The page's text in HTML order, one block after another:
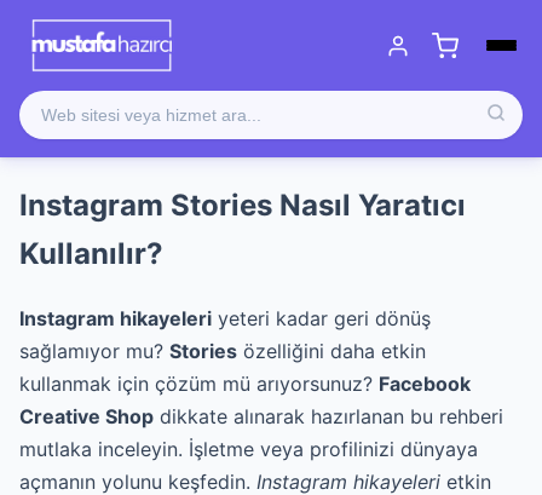
Instagram Stories Nasıl Yaratıcı
Kullanılır?
Instagram hikayeleri yeteri kadar geri dönüş
sağlamıyor mu? Stories özelliğini daha etkin
kullanmak için çözüm mü arıyorsunuz? Facebook
Creative Shop dikkate alınarak hazırlanan bu rehberi
mutlaka inceleyin. İşletme veya profilinizi dünyaya
açmanın yolunu keşfedin. Instagram hikayeleri etkin